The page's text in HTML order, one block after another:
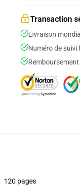
Transaction
Livraison
Numéro de
120 pages